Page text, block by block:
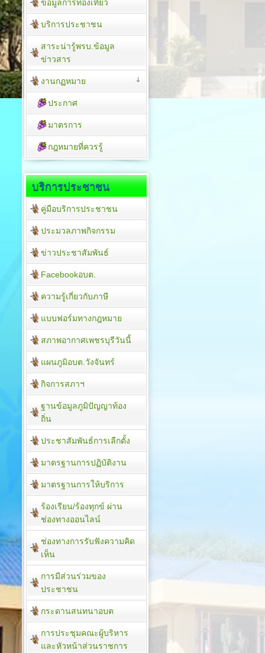
ข้อมูลการท่องเที่ยว
บริการประชาชน
สาระน่ารู้พรบ.ข้อมูล
ข่าวสาร
งานกฏหมาย
ประกาศ
มาตรการ
กฎหมายที่ควรรู้
บริการประชาชน
คู่มือบริการประชาชน
ประมวลภาพกิจกรรม
ข่าวประชาสัมพันธ์
Facebookอบต.
ความรู้เกี่ยวกับภาษี
แบบฟอร์มทางกฎหมาย
สภาพอากาศเพชรบุรีวันนี้
แผนภูมิอบต.วังจันทร์
กิจการสภาฯ
ฐานข้อมูลภูมิปัญญาท้อง
ถิ่น
ประชาสัมพันธ์การเลืกตั้ง
มาตรฐานการปฏิบัติงาน
มาตรฐานการให้บริการ
ร้องเรียน/ร้องทุกข์ ผ่าน
ช่องทางออนไลน์
ช่องทางการรับฟังความคิด
เห็น
การมีส่วนร่วมของ
ประชาชน
กระดานสนทนาอบต
การประชุมคณะผู้บริหาร
และหัวหน้าส่วนราชการ